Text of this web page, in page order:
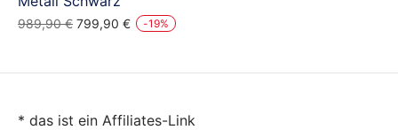
989,90€ Ursprünglicher
799,90 €Aktueller
-19%
* das ist ein Affiliates-Link